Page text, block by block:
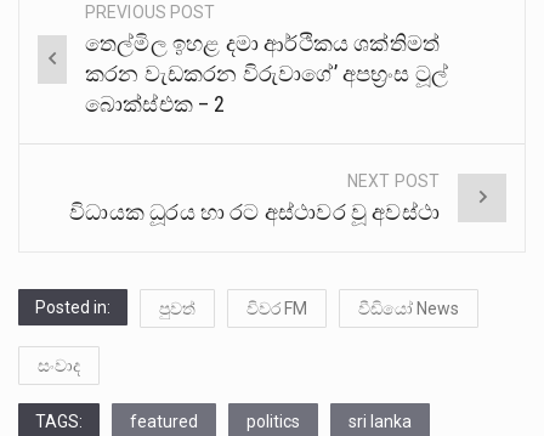
Post
navigation
PREVIOUS POST
තෙල්මිල ඉහළ දමා ආර්ථිකය ශක්තිමත්
කරන වැඩකරන විරුවාගේ’ අපභ්‍රංස ටූල්
බොක්ස්එක – 2
NEXT POST
විධායක ධූරය හා රට අස්ථාවර වූ අවස්ථා
Posted in: පුවත් විවර FM වීඩියෝ News
සංවාද
TAGS: featured politics sri lanka